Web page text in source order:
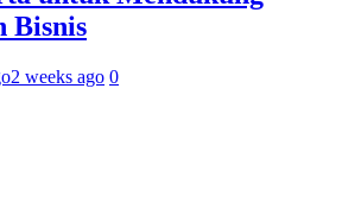
Bisnis
2 weeks ago 0